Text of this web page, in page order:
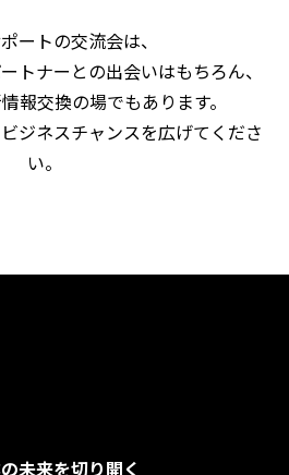
ートの交流会は、
トナーとの出会いはもちろん、
報交換の場でもあります。
ジネスチャンスを広げてくださ
い。
未来を切り開く